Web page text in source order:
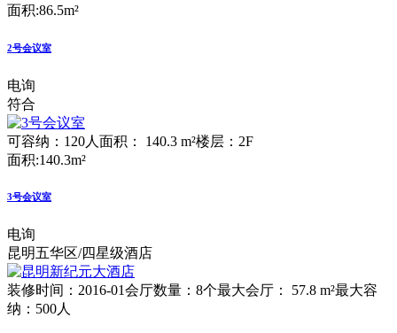
面积:86.5m²
2号会议室
电询
符合
可容纳：120人 面积： 140.3 m²楼层：2F
面积:140.3m²
3号会议室
电询
昆明五华区/四星级酒店
装修时间：2016-01会厅数量：8个最大会厅： 57.8 m²最大容
纳：500人